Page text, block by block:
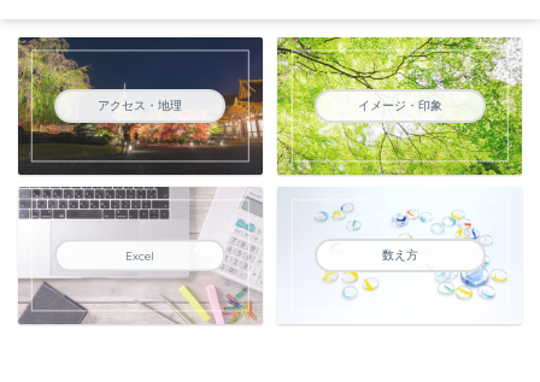
アクセス・地理 イメージ・印象
Excel 数え方